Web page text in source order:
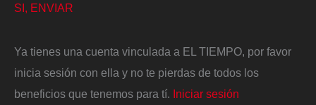
SI, ENVIAR
Ya tienes una cuenta vinculada a EL TIEMPO, por favor
inicia sesión con ella y no te pierdas de todos los
beneficios que tenemos para tí. Iniciar sesión